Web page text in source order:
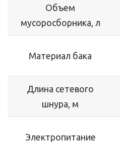
Объем
мусоросборника, л
Материал бака
Длина сетевого
шнура, м
Электропитание